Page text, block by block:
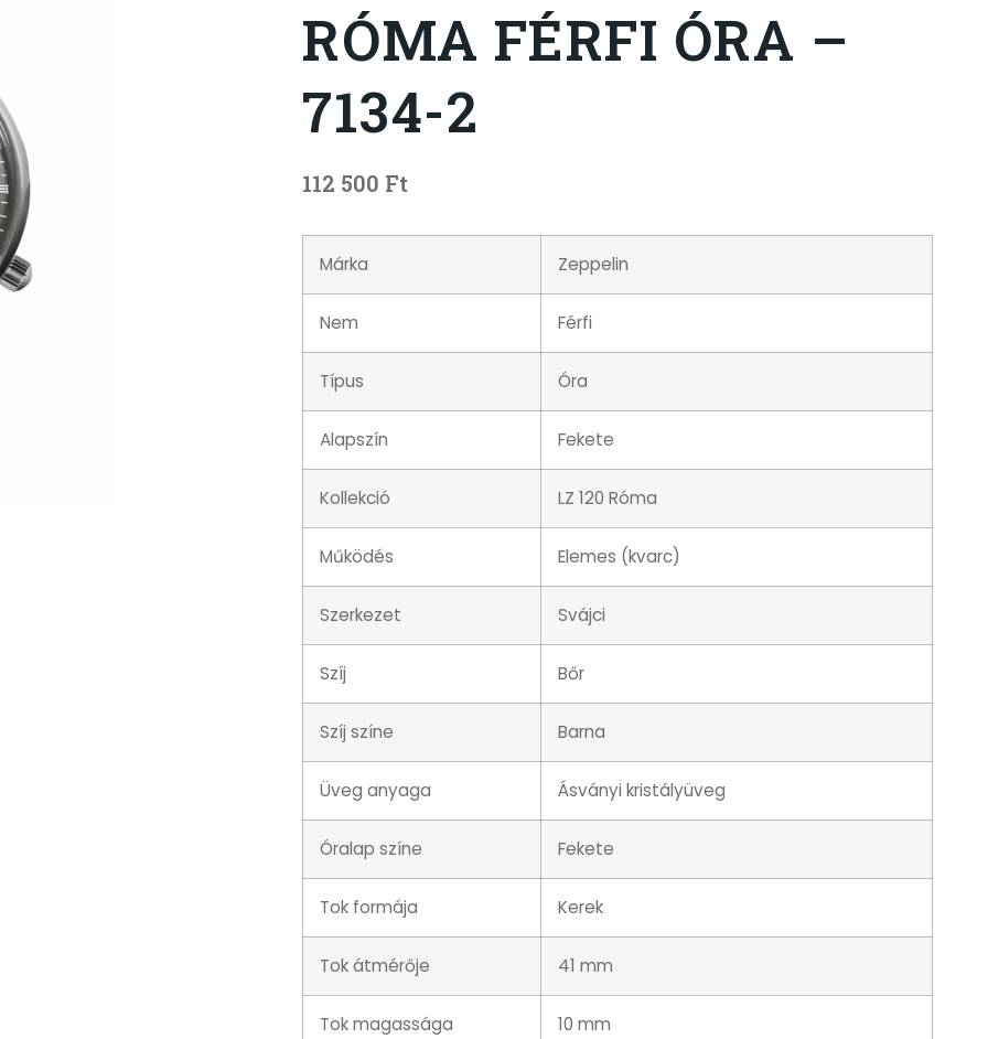
RÓMA FÉRFI ÓRA –
7134-2
112 500 Ft
Márka Zeppelin
Nem Férfi
Típus Óra
Alapszín Fekete
Kollekció LZ 120 Róma
Működés Elemes (kvarc)
Szerkezet Svájci
Szíj Bőr
Szíj színe Barna
Üveg anyaga Ásványi kristályüveg
Óralap színe Fekete
Tok formája Kerek
Tok átmérője 41 mm
Tok magassága 10 mm